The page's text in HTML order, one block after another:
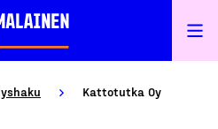
Kattotutka Oy